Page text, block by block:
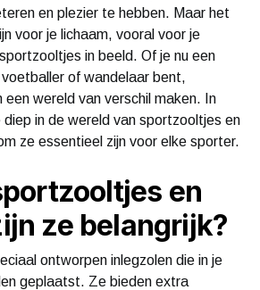
en plezier te hebben. Maar het
voor je lichaam, vooral voor je
in beeld. Of je nu een
of wandelaar bent,
wereld van verschil maken. In
in de wereld van sportzooltjes en
ze essentieel zijn voor elke sporter.
en
ze belangrijk?
ontworpen inlegzolen die in je
geplaatst. Ze bieden extra